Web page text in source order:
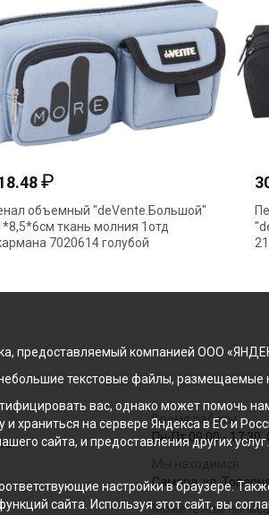
кармана
Пенал косметичка
"deVENTE.Счастливая
21*9*6см с карманом на
Время работы
Пн-Пт 09:00 - 17:30,
Самара, ул.
Можете нам
предоставляемый компанией ООО
текстовые файлы, размещаемые
вас, однако может помочь
храниться на сервере Яндекса в ЕС и
сайта, и предоставления других
настройки в браузере.
сайта. Используя этот сайт, вы